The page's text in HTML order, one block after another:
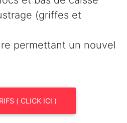
(griffes et
permettant un nouvel
( CLICK ICI )